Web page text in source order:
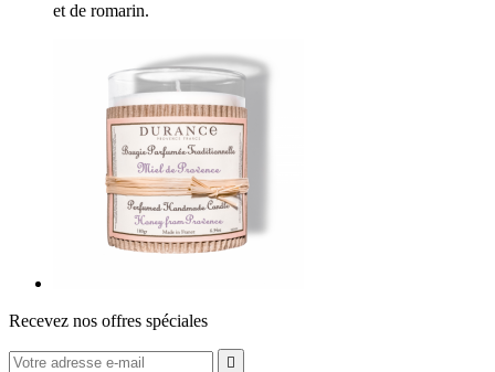
et de romarin.
Recevez nos offres spéciales
